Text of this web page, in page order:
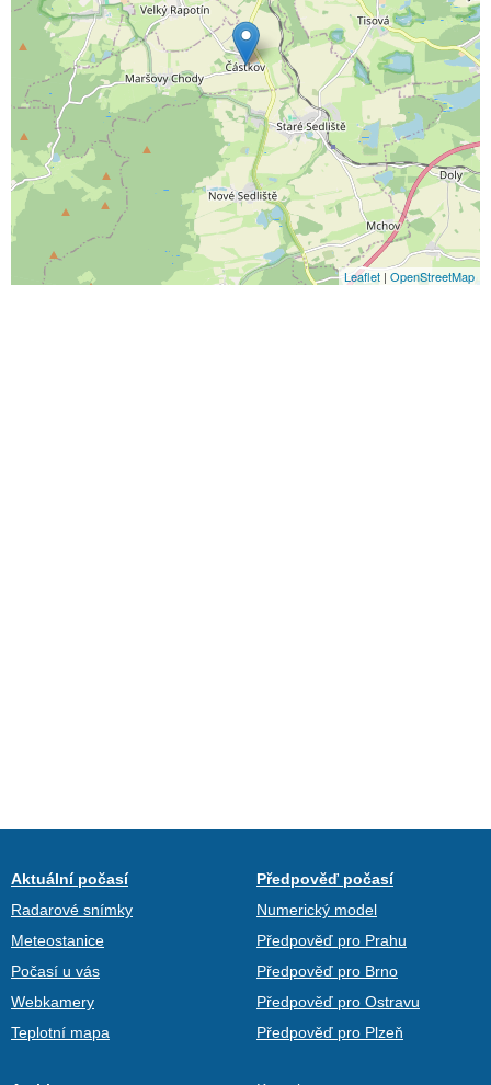
Leaflet | OpenStreetMap
Aktuální počasí
Radarové snímky
Meteostanice
Počasí u vás
Webkamery
Teplotní mapa
Předpověď počasí
Numerický model
Předpověď pro Prahu
Předpověď pro Brno
Předpověď pro Ostravu
Předpověď pro Plzeň